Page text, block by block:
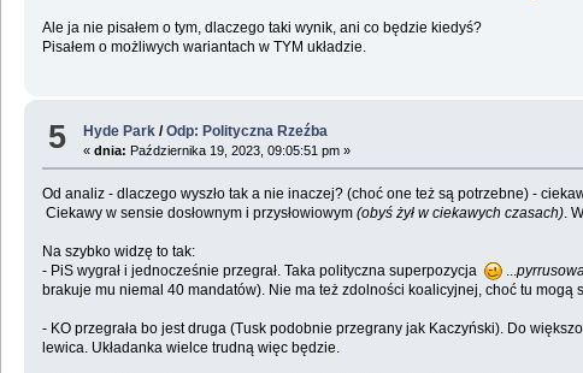
Ale ja nie pisałem o tym, dlaczego taki wynik, ani co będzie kiedyś?
Pisałem o możliwych wariantach w TYM układzie.
5 Hyde Park /Odp: Polityczna Rzeźba
«dnia: Października 19, 2023, 09:05:51 pm »
Od analiz - dlaczego wyszło tak a nie inaczej? (choć one też są potrzebne) -
Ciekawy w sensie dosłownym i przysłowiowym (obyś żył w ciekawych czasach).
Na szybko widzę to tak:
- PiS wygrał i jednocześnie przegrał. Taka polityczna superpozycja
...
brakuje mu niemal 40 mandatów). Nie ma też zdolności koalicyjnej, choć tu mogą
- KO przegrała bo jest druga (Tusk podobnie przegrany jak Kaczyński). Do
lewica. Układanka wielce trudną więc będzie.